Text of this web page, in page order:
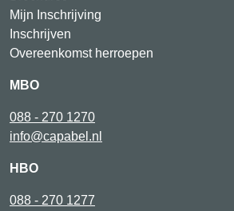
Mijn Inschrijving
Inschrijven
Overeenkomst herroepen
MBO
088 - 270 1270
info@capabel.nl
HBO
088 - 270 1277